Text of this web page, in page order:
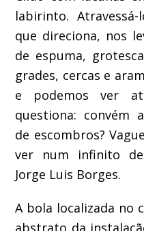
labirinto.
que direciona, nos
de espuma,
grades, cercas e
e podemos ver
questiona: convém
de escombros?
ver num infinito de
Jorge Luis Borges.
A bola localizada no
abstrato da